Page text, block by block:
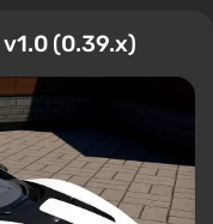
(0.39.x)